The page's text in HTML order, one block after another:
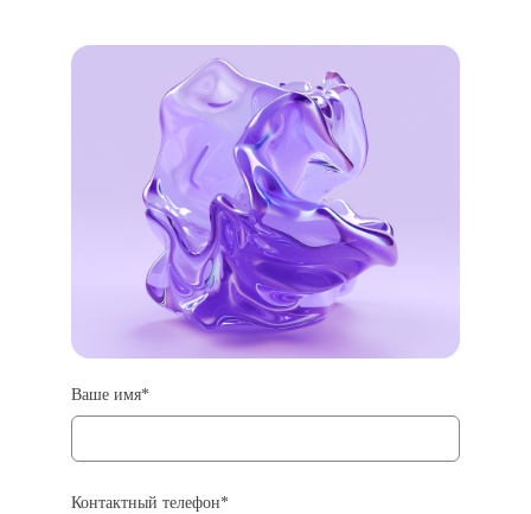
Ваше имя
Контактный телефон